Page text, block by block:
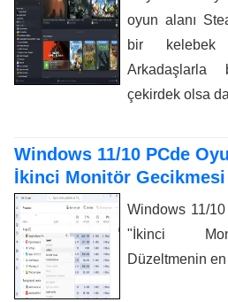
oyun alanı
bir kelebek
Arkadaşlarla
çekirdek olsa da
Windows 11/10 PCde
İkinci Monitör Gecikmesi
Windows 11/
"İkinci
Düzeltmenin en